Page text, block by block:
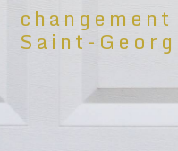
Saint-